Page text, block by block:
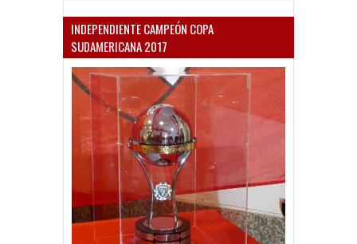
INDEPENDIENTE CAMPEÓN COPA
SUDAMERICANA 2017